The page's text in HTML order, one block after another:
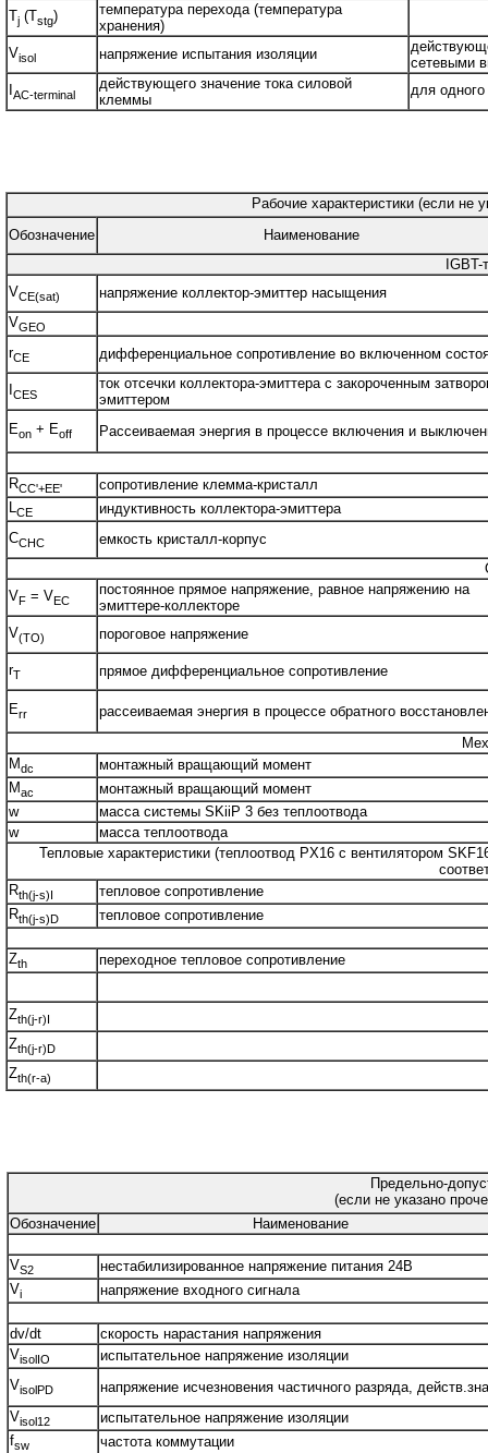
Tj (Tstg)
температура перехода (температура
хранения)
Visol напряжение испытания изоляции
сетевыми
AC-terminal
действующего значение тока силовой
клеммы
для
Рабочие характеристики (если не
Обозначение
Наименование
IGBT-
VCE(sat)
напряжение коллектор-эмиттер насыщения
VGEO
rCE дифференциальное сопротивление во включенном
CES
ток отсечки коллектора-эмиттера с закороченным
эмиттером
Eon + Eoff Рассеиваемая энергия в процессе включения и
RCC'+EE'
сопротивление клемма-кристалл
LCE
индуктивность коллектора-эмиттера
CCHC
емкость кристалл-корпус
VF = VEC
постоянное прямое напряжение, равное напряжению на
эмиттере-коллекторе
V(TO) пороговое напряжение
rT прямое дифференциальное сопротивление
Err
рассеиваемая энергия в процессе обратного
Mdc
монтажный вращающий момент
Mac
монтажный вращающий момент
w
масса системы SKiiP 3 без теплоотвода
w
масса теплоотвода
Тепловые характеристики (теплоотвод PX16 с вентилятором
Rth(j-s)I
тепловое сопротивление
Rth(j-s)D тепловое сопротивление
Zth переходное тепловое сопротивление
Zth(j-r)I
Zth(j-r)D
Zth(r-a)
Предельно-
(если не указано
Обозначение
Наименование
VS2
нестабилизированное напряжение питания 24В
Vi напряжение входного сигнала
dv/dt
скорость нарастания напряжения
VisolIO
испытательное напряжение изоляции
VisolPD
напряжение исчезновения частичного разряда,
Visol12
испытательное напряжение изоляции
fsw частота коммутации